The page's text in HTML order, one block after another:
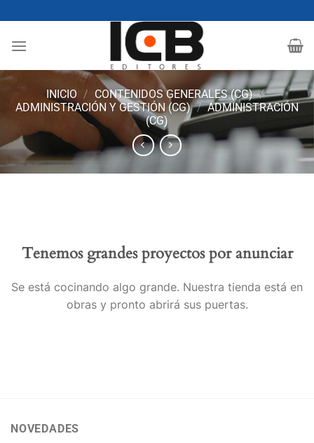
al
contenido
INICIO / CONTENIDOS GENERALES (CG) /
ADMINISTRACIÓN Y GESTIÓN (CG) / ADMINISTRACIÓN
(CG)
Tenemos grandes proyectos por anunciar
Se está cocinando algo grande. Nuestra tienda está en
obras y pronto abrirá sus puertas.
NOVEDADES